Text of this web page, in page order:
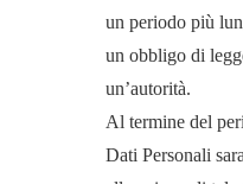
un periodo più
un obbligo di
un’autorità.
Al termine del
Dati Personali